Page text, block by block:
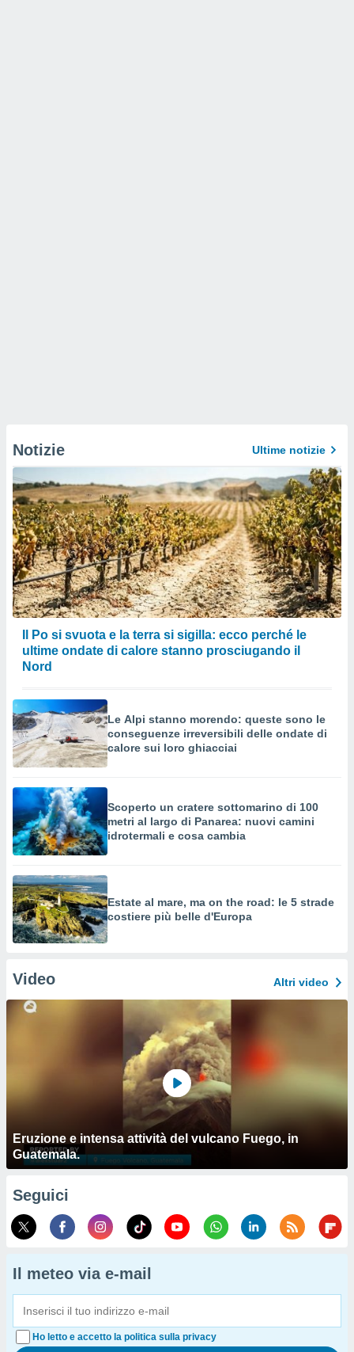
Notizie Ultime notizie
Il Po si svuota e la terra si sigilla: ecco perché le
ultime ondate di calore stanno prosciugando il
Nord
Le Alpi stanno morendo: queste sono le
conseguenze irreversibili delle ondate di
calore sui loro ghiacciai
Scoperto un cratere sottomarino di 100
metri al largo di Panarea: nuovi camini
idrotermali e cosa cambia
Estate al mare, ma on the road: le 5 strade
costiere più belle d'Europa
Video Altri video
Eruzione e intensa attività del vulcano Fuego, in
Guatemala.
Seguici
Il meteo via e-mail
Ho letto e accetto la politica sulla privacy